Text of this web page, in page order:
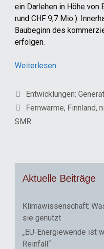
ein Darlehen in Höhe von
rund CHF 9,7 Mio.).
Baubeginn des
erfolgen.
Weiterlesen
Kategorien
Entwicklungen:
Schlagwörter
Fernwärme, Finnland,
SMR
Aktuelle Beiträge
Klimawissenschaft:
sie genutzt
„EU-Energiewende ist
Reinfall“